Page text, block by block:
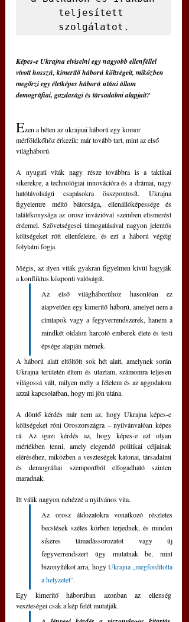
teljesített
szolgálatot.
Képes-e Ukrajna elviselni egy nagyobb ellenféllel
vívott hosszú, kimerítő háború költségeit, miközben
megőrzi egy életképes háború utáni állam
demográfiai, gazdasági és társadalmi alapjait?
Ezen a héten az ukrajnai háború egy komor
mérföldkőhöz érkezik: már tovább tart, mint az első
világháború.
A nyugati viták nagy része továbbra is a taktikai
sikerekre, a technológiai innovációra és a drámai, nagy
hatótávolságú csapásokra összpontosít. Ukrajna
figyelemre méltó bátorsága, ellenállóképessége és
találékonysága az orosz invázióval szemben elismerést
érdemel. Szövetségesei támogatásával nagyon jelentős
költségeket rótt ellenfeleire, és ezt a háború végéig
folytatni fogja.
Mégis, az ilyen viták gyakran figyelmen kívül hagyják
a konfliktus központi valóságát.
Az első világháborúhoz hasonlóan ez
alapvetően egy kimerítő háború, amelyet nem a
címlapok vagy a fegyverrendszerek, hanem a
mindkét oldalon harcoló emberek élete és testi
épsége alapján mérnek.
A háború alatt eltöltött sok hét alatt, amelynek során
Ukrajna területén éltem és utaztam, számomra teljesen
világossá vált, milyen mély a félelem és az aggodalom
azzal kapcsolatban, hogy mi jön utána.
A döntő kérdés már nem az, hogy Ukrajna képes-e
költségeket róni Oroszországra – nyilvánvalóan képes
rá. Az igazi kérdés az, hogy képes-e ezt olyan
mértékben tenni, amely elegendő politikai céljainak
eléréséhez, miközben a veszteségek katonai, társadalmi
és demográfiai szempontból elfogadható szinten
maradnak.
Itt válik nagyon nehézzé a nyilvános vita.
Az orosz áldozatokra vonatkozó részletes
becslések széles körben terjednek, és minden
sikeres támadássorozatot vagy új
fegyverrendszert úgy mutatnak be, mint
bizonyítékot arra, hogy Ukrajna „megfordította
a helyzetet”.
Egy kimerítő háborúban azonban az ellenség
veszteségei csak a kép felét mutatják.